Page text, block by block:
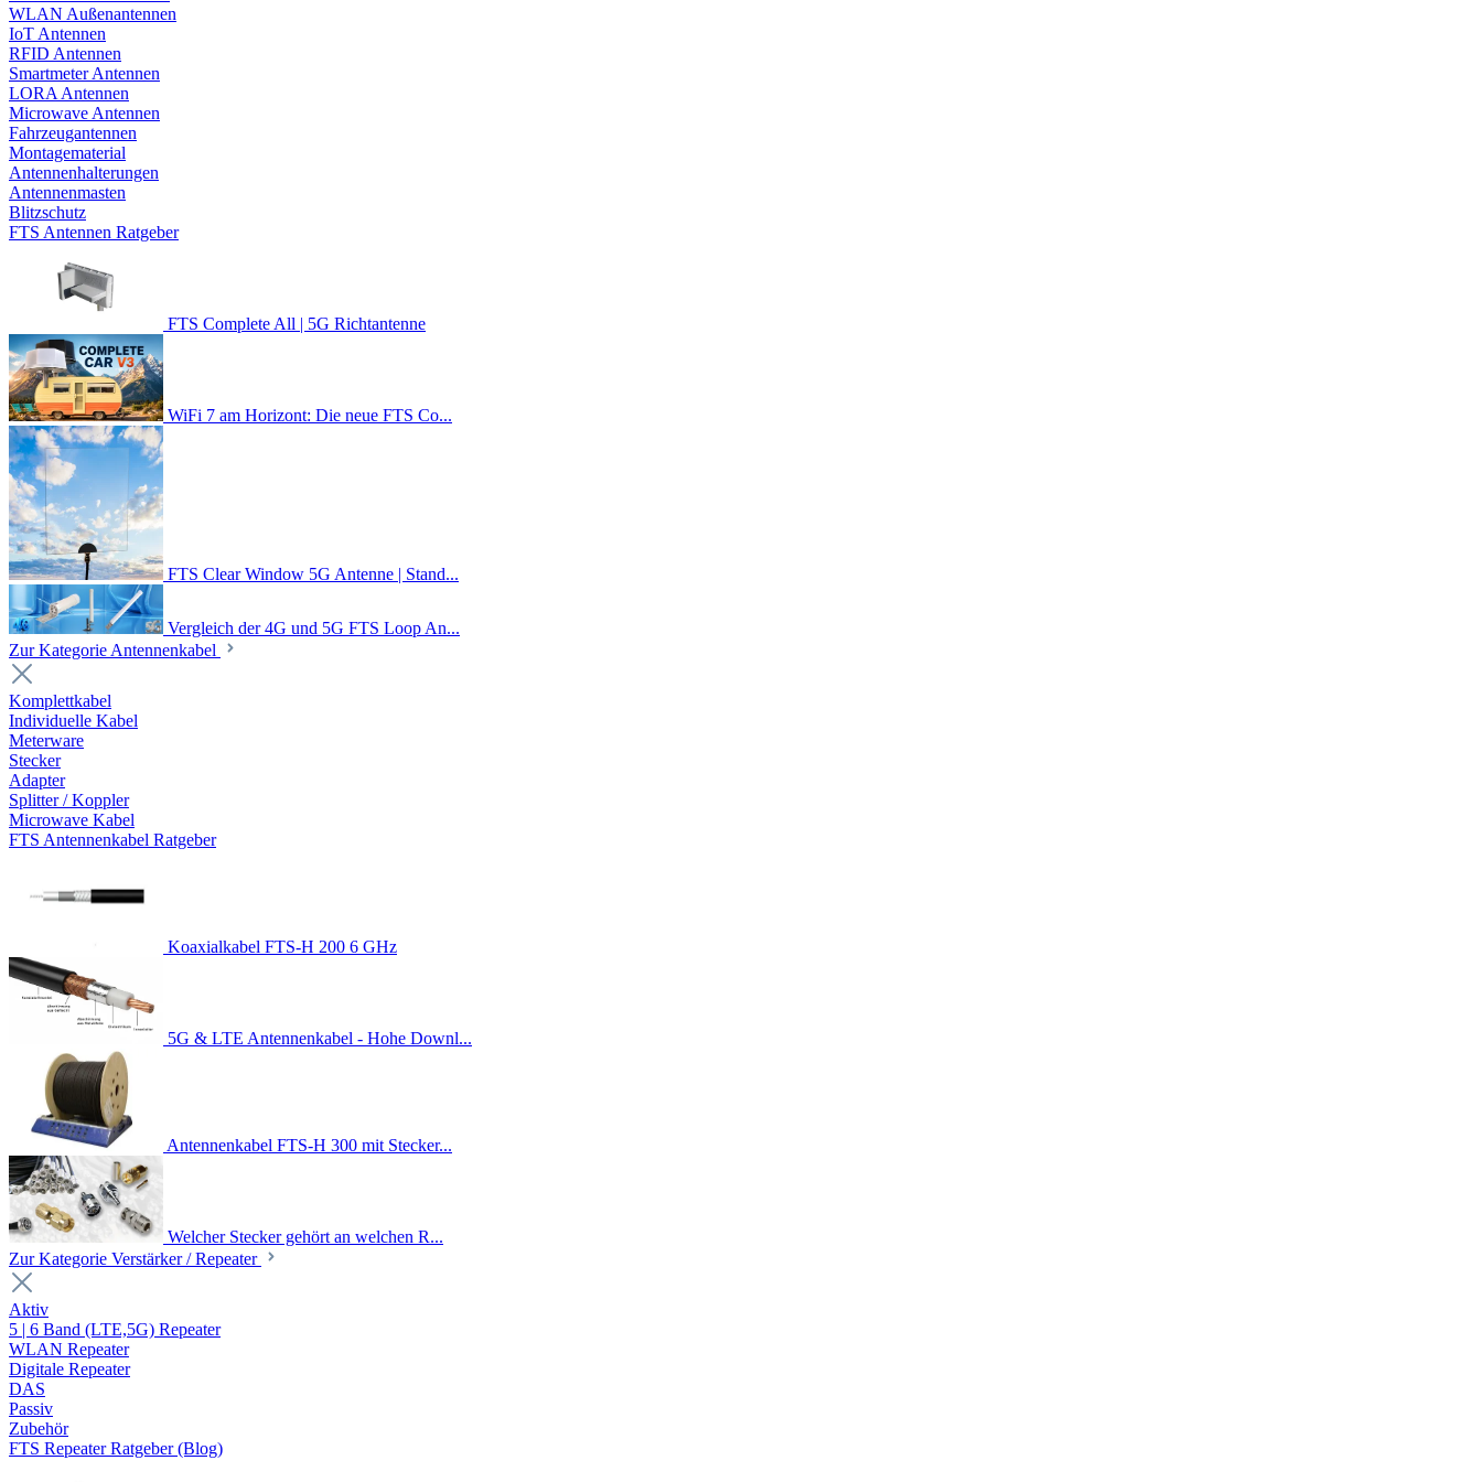
WLAN Außenantennen
IoT Antennen
RFID Antennen
Smartmeter Antennen
LORA Antennen
Microwave Antennen
Fahrzeugantennen
Montagematerial
Antennenhalterungen
Antennenmasten
Blitzschutz
FTS Antennen Ratgeber
FTS Complete All | 5G Richtantenne
WiFi 7 am Horizont: Die neue FTS Co...
FTS Clear Window 5G Antenne | Stand...
Vergleich der 4G und 5G FTS Loop An...
Zur Kategorie Antennenkabel
Komplettkabel
Individuelle Kabel
Meterware
Stecker
Adapter
Splitter / Koppler
Microwave Kabel
FTS Antennenkabel Ratgeber
Koaxialkabel FTS-H 200 6 GHz
5G & LTE Antennenkabel - Hohe Downl...
Antennenkabel FTS-H 300 mit Stecker...
Welcher Stecker gehört an welchen R...
Zur Kategorie Verstärker / Repeater
Aktiv
5 | 6 Band (LTE,5G) Repeater
WLAN Repeater
Digitale Repeater
DAS
Passiv
Zubehör
FTS Repeater Ratgeber (Blog)